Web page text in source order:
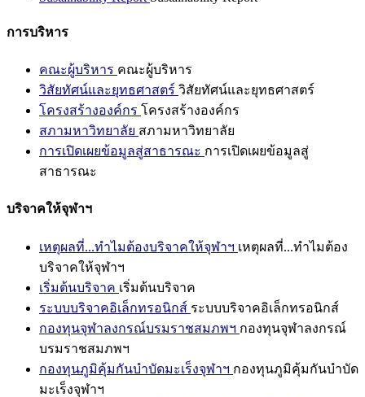
การบริหาร
คณะผู้บริหาร คณะผู้บริหาร
วิสัยทัศน์และยุทธศาสตร์ วิสัยทัศน์และยุทธศาสตร์
โครงสร้างองค์กร โครงสร้างองค์กร
สภามหาวิทยาลัย สภามหาวิทยาลัย
การเปิดเผยข้อมูลสู่สาธารณะ การเปิดเผยข้อมูลสู่
สาธารณะ
บริจาคให้จุฬาฯ
เหตุผลที่...ทำไมต้องบริจาคให้จุฬาฯ เหตุผลที่...ทำไมต้อง
บริจาคให้จุฬาฯ
เริ่มต้นบริจาค เริ่มต้นบริจาค
ระบบบริจาคอิเล็กทรอนิกส์ ระบบบริจาคอิเล็กทรอนิกส์
กองทุนจุฬาลงกรณ์บรมราชสมภพฯ กองทุนจุฬาลงกรณ์
บรมราชสมภพฯ
กองทุนภูมิคุ้มกันบำบัดมะเร็งจุฬาฯ กองทุนภูมิคุ้มกันบำบัด
มะเร็งจุฬาฯ